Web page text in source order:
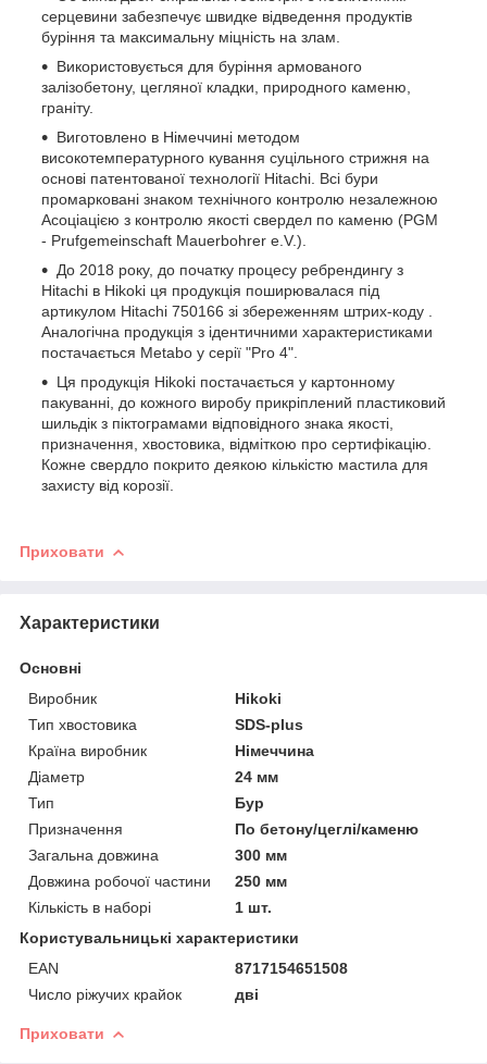
серцевини забезпечує швидке відведення продуктів
буріння та максимальну міцність на злам.
Використовується для буріння армованого
залізобетону, цегляної кладки, природного каменю,
граніту.
Виготовлено в Німеччині методом
високотемпературного кування суцільного стрижня на
основі патентованої технології Hitachi. Всі бури
промарковані знаком технічного контролю незалежною
Асоціацією з контролю якості свердел по каменю (PGM
- Prufgemeinschaft Mauerbohrer e.V.).
До 2018 року, до початку процесу ребрендингу з
Hitachi в Hikoki ця продукція поширювалася під
артикулом Hitachi 750166 зі збереженням штрих-коду .
Аналогічна продукція з ідентичними характеристиками
постачається Metabo у серії "Pro 4".
Ця продукція Hikoki постачається у картонному
пакуванні, до кожного виробу прикріплений пластиковий
шильдік з піктограмами відповідного знака якості,
призначення, хвостовика, відміткою про сертифікацію.
Кожне свердло покрито деякою кількістю мастила для
захисту від корозії.
Приховати
Характеристики
Основні
Виробник
Hikoki
Тип хвостовика
SDS-plus
Країна виробник
Німеччина
Діаметр
24 мм
Тип
Бур
Призначення
По бетону/цеглі/каменю
Загальна довжина
300 мм
Довжина робочої частини
250 мм
Кількість в наборі
1 шт.
Користувальницькі характеристики
EAN
8717154651508
Число ріжучих крайок
дві
Приховати